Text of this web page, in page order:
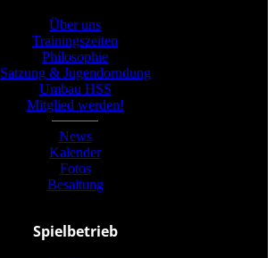
Über uns
Trainingszeiten
Philosophie
Satzung & Jugendorndung
Umbau HSS
Mitglied werden!
News
Kalender
Fotos
Besaitung
Spielbetrieb